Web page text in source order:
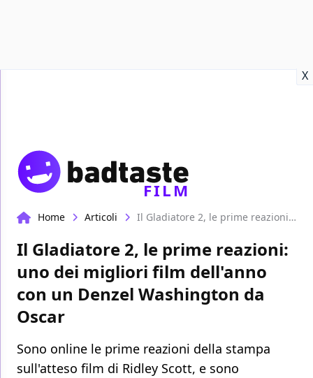
X
FILM
Home Articoli Il Gladiatore 2, le prime reazioni: uno dei migliori film dell'anno con un Denzel Washington da Oscar
Il Gladiatore 2, le prime reazioni:
uno dei migliori film dell'anno
con un Denzel Washington da
Oscar
Sono online le prime reazioni della stampa
sull'atteso film di Ridley Scott, e sono